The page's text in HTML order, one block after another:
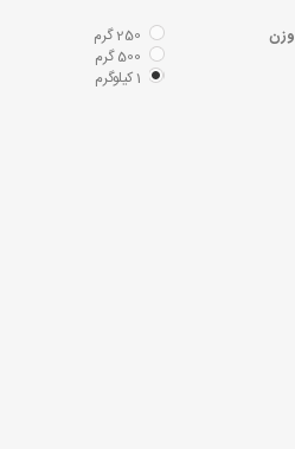
وزن
250 گرم
500 گرم
1 کیلوگرم